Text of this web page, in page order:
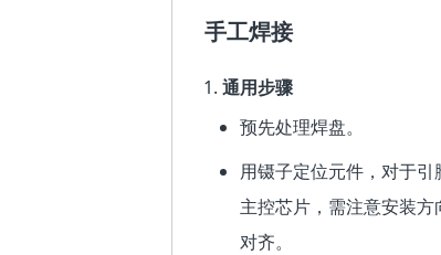
手工焊接
通用步骤
预先处理焊盘。
用镊子定位元件，对于
主控芯片，需注意安装
对齐。